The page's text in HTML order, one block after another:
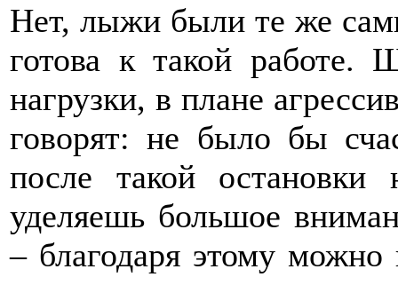
Нет, лыжи были те же
готова к такой
нагрузки, в плане
говорят: не было бы
после такой остановки
уделяешь большое
– благодаря этому можно